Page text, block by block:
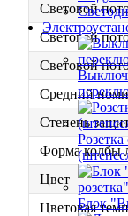
Розетка
Блок
Световой
Световой
Световой
Средний
Степень
Форма колбы
Цвет
Цветовая